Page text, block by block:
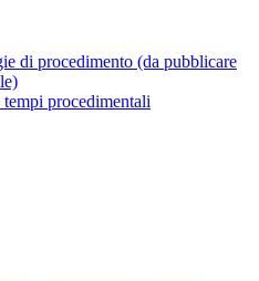
di procedimento (da pubblicare
procedimentali